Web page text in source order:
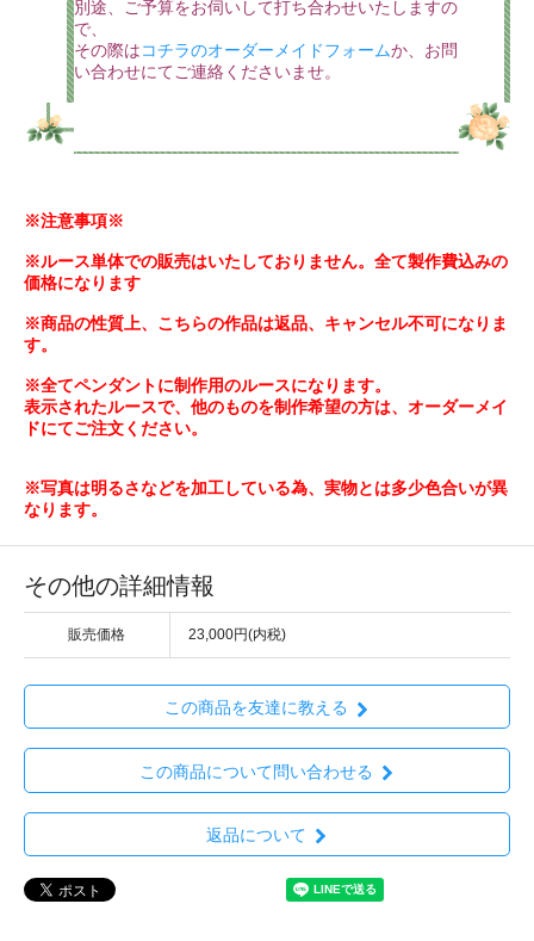
別途、ご予算をお伺いして打ち合わせいたしますの
で、
その際はコチラのオーダーメイドフォームか、お問
い合わせにてご連絡くださいませ。
※注意事項※
※ルース単体での販売はいたしておりません。全て製作費込みの
価格になります
※商品の性質上、こちらの作品は返品、キャンセル不可になりま
す。
※全てペンダントに制作用のルースになります。
表示されたルースで、他のものを制作希望の方は、オーダーメイ
ドにてご注文ください。
※写真は明るさなどを加工している為、実物とは多少色合いが異
なります。
その他の詳細情報
販売価格 23,000円(内税)
この商品を友達に教える
この商品について問い合わせる
返品について